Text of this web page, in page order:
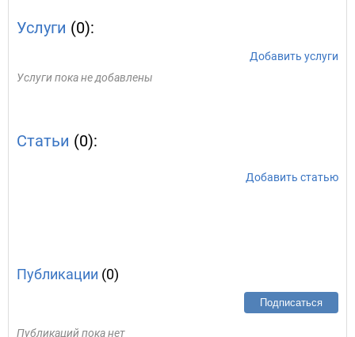
Услуги (0):
Добавить услуги
Услуги пока не добавлены
Статьи (0):
Добавить статью
Публикации (0)
Подписаться
Публикаций пока нет